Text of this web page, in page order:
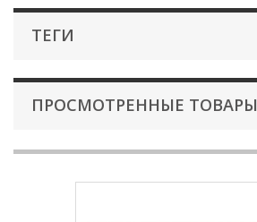
ТЕГИ
ПРОСМОТРЕННЫЕ ТОВАРЫ